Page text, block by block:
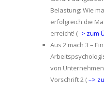
Belastung: Wie
erfolgreich die
erreicht! (–> zum
Aus 2 mach 3 –
von
Vorschrift 2 (–>